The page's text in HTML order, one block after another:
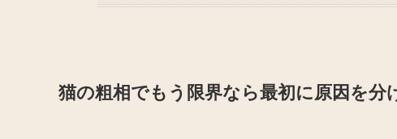
猫の粗相でもう限界なら最初に原因を分